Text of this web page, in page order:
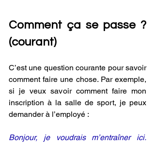
Comment ça se passe ?
(courant)
C’est une question courante pour savoir
comment faire une chose. Par exemple,
si je veux savoir comment faire mon
inscription à la salle de sport, je peux
demander à l’employé :
Bonjour, je voudrais m’entraîner ici.